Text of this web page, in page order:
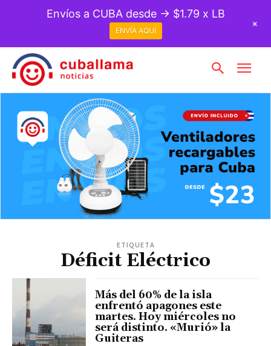
ETIQUETA
Déficit Eléctrico
Más del 60% de la isla
enfrentó apagones este
martes. Hoy miércoles no
será distinto. «Murió» la
Guiteras
Envíos a CUBA desde → $1.79 x LB
ENVÍA AQUÍ
+